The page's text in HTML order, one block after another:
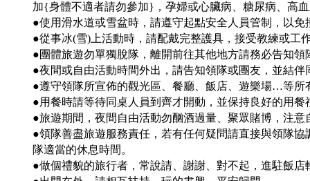
加{身體不適者請勿參加}，孕婦或心臟病、糖尿病、高
●使用滑水道或雪盆時，請遵守起點安全人員管制，以
●從事冰(雪)上活動時，請配戴完整護具，接受教練或工
●團體旅遊勿單獨脫隊，離開前往其他地方請務必告知領
●夜間或自由活動時間外出，請告知領隊或團友，並結
●遵守領隊所宣佈的觀光區、餐廳、飯店、遊樂場…等所
●用餐時請等待同桌人員到齊才開動，並保持良好的用
●旅遊期間，夜間自由活動勿酗酒過量、聚眾賭博，注意
●領隊善盡旅遊服務責任，若有任何疑問請直接與領隊
隊適當的休息時間。
●做個禮貌的旅行者，常說請、謝謝、對不起，進駐飯